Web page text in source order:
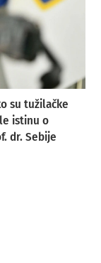
su tužilačke
istinu o
dr. Sebije